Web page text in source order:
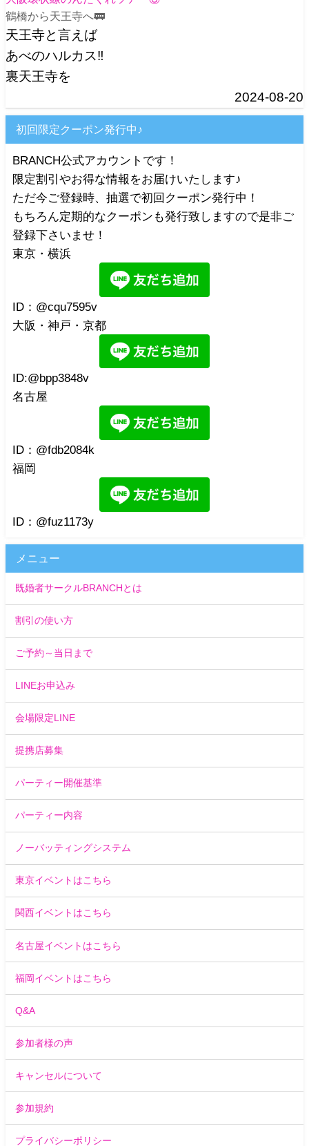
鶴橋から天王寺へ🚃
天王寺と言えば
あべのハルカス‼️
裏天王寺を
2024-08-20
初回限定クーポン発行中♪
BRANCH公式アカウントです！
限定割引やお得な情報をお届けいたします♪
ただ今ご登録時、抽選で初回クーポン発行中！
もちろん定期的なクーポンも発行致しますので是非ご
登録下さいませ！
東京・横浜
ID：@cqu7595v
大阪・神戸・京都
ID:@bpp3848v
名古屋
ID：@fdb2084k
福岡
ID：@fuz1173y
メニュー
既婚者サークルBRANCHとは
割引の使い方
ご予約～当日まで
LINEお申込み
会場限定LINE
提携店募集
パーティー開催基準
パーティー内容
ノーバッティングシステム
東京イベントはこちら
関西イベントはこちら
名古屋イベントはこちら
福岡イベントはこちら
Q&A
参加者様の声
キャンセルについて
参加規約
プライバシーポリシー